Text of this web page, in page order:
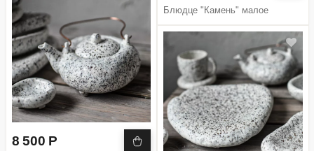
8 500 Р
Блюдце "Камень" малое